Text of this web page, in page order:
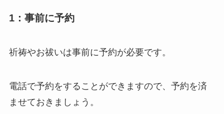
1：事前に予約
祈祷やお祓いは事前に予約が必要です。
電話で予約をすることができますので、予約を済
ませておきましょう。